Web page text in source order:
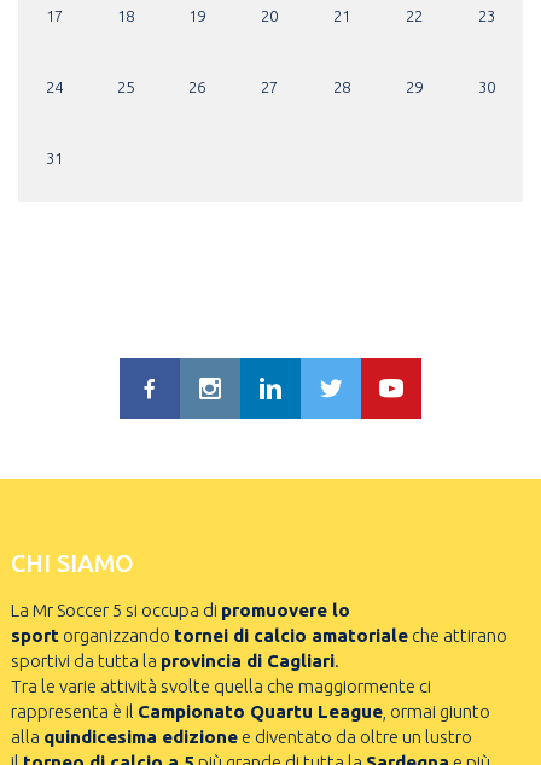
17 18 19 20 21 22 23
24 25 26 27 28 29 30
31
CHI SIAMO
La Mr Soccer 5 si occupa di promuovere lo
sportorganizzando tornei di calcio amatorialeche attirano
sportivi da tutta la provincia di Cagliari.
Tra le varie attività svolte quella che maggiormente ci
rappresenta è il Campionato Quartu League, ormai giunto
alla quindicesima edizionee diventato da oltre un lustro